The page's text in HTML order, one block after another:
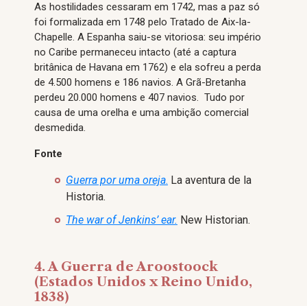
As hostilidades cessaram em 1742, mas a paz só
foi formalizada em 1748 pelo Tratado de Aix-la-
Chapelle. A Espanha saiu-se vitoriosa: seu império
no Caribe permaneceu intacto (até a captura
britânica de Havana em 1762) e ela sofreu a perda
de 4.500 homens e 186 navios. A Grã-Bretanha
perdeu 20.000 homens e 407 navios. Tudo por
causa de uma orelha e uma ambição comercial
desmedida.
Fonte
Guerra por uma oreja. La aventura de la
Historia.
The war of Jenkins’ ear. New Historian.
4. A Guerra de Aroostoock
(Estados Unidos x Reino Unido,
1838)